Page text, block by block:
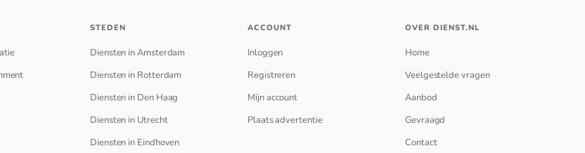
STEDEN
Diensten in Amsterdam
Diensten in Rotterdam
Diensten in Den Haag
Diensten in Utrecht
Diensten in Eindhoven
ACCOUNT
Inloggen
Registreren
Mijn account
Plaats advertentie
OVER DIENST.NL
Home
Veelgestelde vragen
Aanbod
Gevraagd
Contact